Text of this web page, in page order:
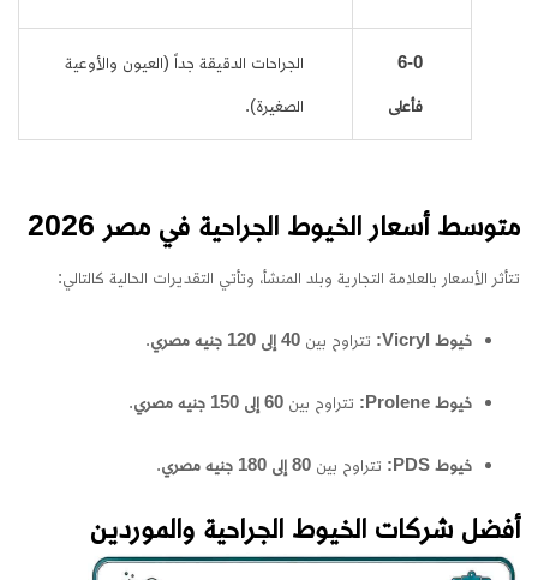
6-0
فأعلى
الجراحات الدقيقة جداً (العيون والأوعية
الصغيرة).
متوسط أسعار الخيوط الجراحية في مصر 2026
تتأثر الأسعار بالعلامة التجارية وبلد المنشأ، وتأتي التقديرات الحالية كالتالي:
خيوط Vicryl: تتراوح بين 40 إلى 120 جنيه مصري .
خيوط Prolene: تتراوح بين 60 إلى 150 جنيه مصري .
خيوط PDS: تتراوح بين 80 إلى 180 جنيه مصري .
أفضل شركات الخيوط الجراحية والموردين